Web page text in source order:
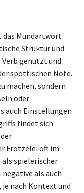
das Mundartwort
Struktur und
Verb genutzt und
spöttischen Note.
machen, sondern
oder
auch Einstellungen
findet sich
Frotzelei oft im
spielerischer
als auch
nach Kontext und